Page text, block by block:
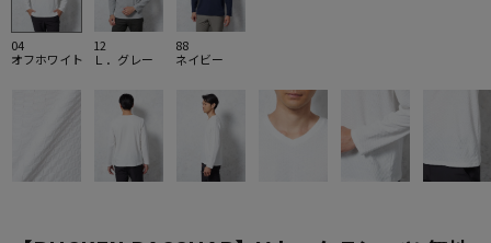
04
オフホワイト
12
Ｌ．グレー
88
ネイビー